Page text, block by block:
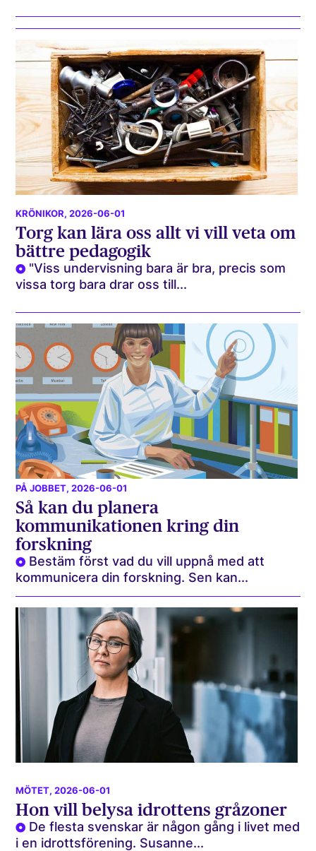
KRÖNIKOR, 2026-06-01
Torg kan lära oss allt vi vill veta om
bättre pedagogik
"Viss undervisning bara är bra, precis som
vissa torg bara drar oss till...
PÅ JOBBET, 2026-06-01
Så kan du planera
kommunikationen kring din
forskning
Bestäm först vad du vill uppnå med att
kommunicera din forskning. Sen kan...
MÖTET, 2026-06-01
Hon vill belysa idrottens gråzoner
De flesta svenskar är någon gång i livet med
i en idrottsförening. Susanne...